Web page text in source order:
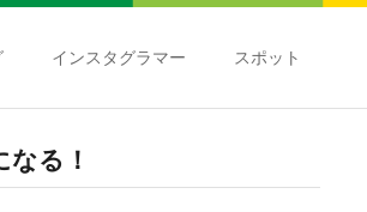
インスタグラマー スポット
る！